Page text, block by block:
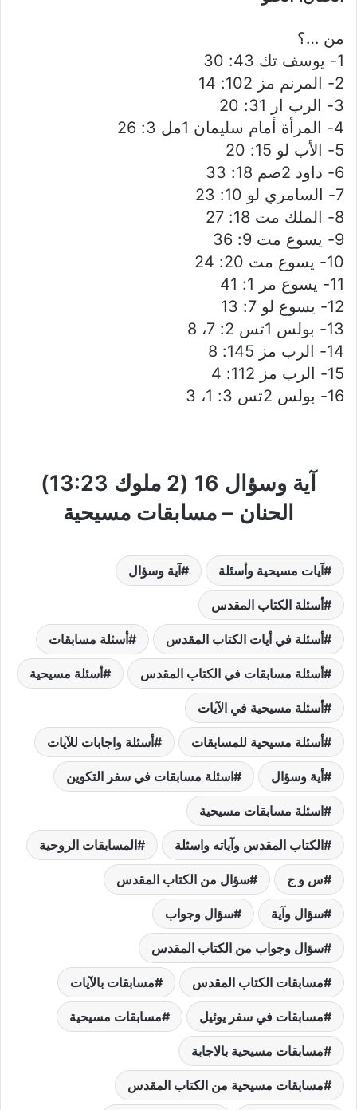
من …؟
1- يوسف تك 43: 30
2- المرنم مز 102: 14
3- الرب ار 31: 20
4- المرأة أمام سليمان 1مل 3: 26
5- الأب لو 15: 20
6- داود 2صم 18: 33
7- السامري لو 10: 23
8- الملك مت 18: 27
9- يسوع مت 9: 36
10- يسوع مت 20: 24
11- يسوع مر 1: 41
12- يسوع لو 7: 13
13- بولس 1تس 2: 7، 8
14- الرب مز 145: 8
15- الرب مز 112: 4
16- بولس 2تس 3: 1، 3
آية وسؤال 16 (2 ملوك 13:23)
الحنان – مسابقات مسيحية
آيات مسيحية وأسئلة آية وسؤال
أسئلة الكتاب المقدس
أسئلة في أيات الكتاب المقدس أسئلة مسابقات
أسئلة مسابقات في الكتاب المقدس أسئلة مسيحية
أسئلة مسيحية في الآيات
أسئلة مسيحية للمسابقات أسئلة واجابات للآيات
أية وسؤال اسئلة مسابقات في سفر التكوين
اسئلة مسابقات مسيحية
الكتاب المقدس وآياته واسئلة المسابقات الروحية
س و ج سؤال من الكتاب المقدس
سؤال وآية سؤال وجواب
سؤال وجواب من الكتاب المقدس
مسابقات الكتاب المقدس مسابقات بالآيات
مسابقات في سفر يوئيل مسابقات مسيحية
مسابقات مسيحية بالاجابة
مسابقات مسيحية من الكتاب المقدس